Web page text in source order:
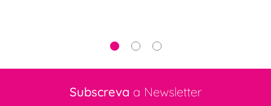
Subscreva a Newsletter